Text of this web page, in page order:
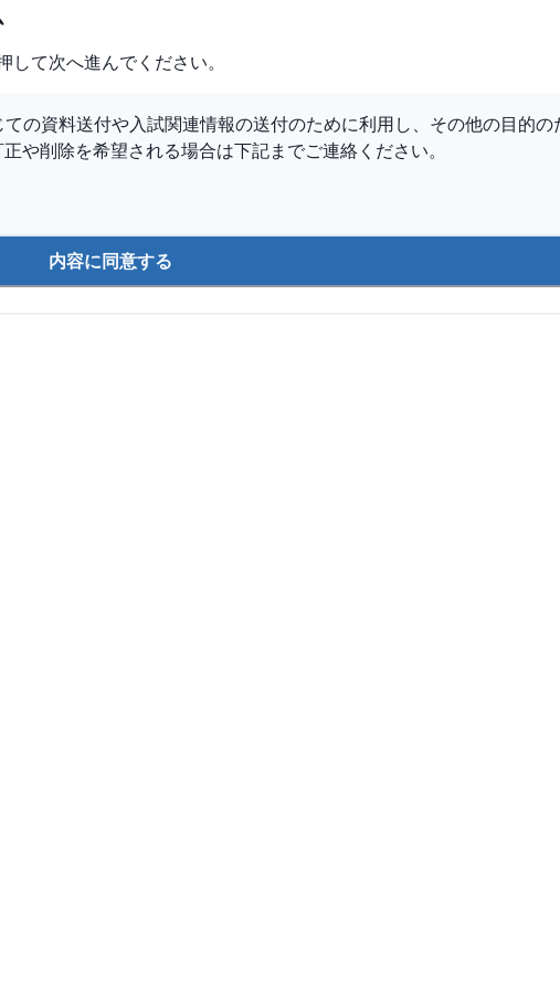
て次へ進んでください。
の資料送付や入試関連情報の送付のために利用し、その他の目的の
や削除を希望される場合は下記までご連絡ください。
内容に同意する